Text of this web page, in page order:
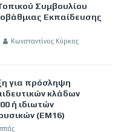
Συμβουλίου
Εκπαίδευσης
Κωνσταντίνος Κύρκος
για πρόσληψη
κλάδων
ή ιδιωτών
(ΕΜ16)